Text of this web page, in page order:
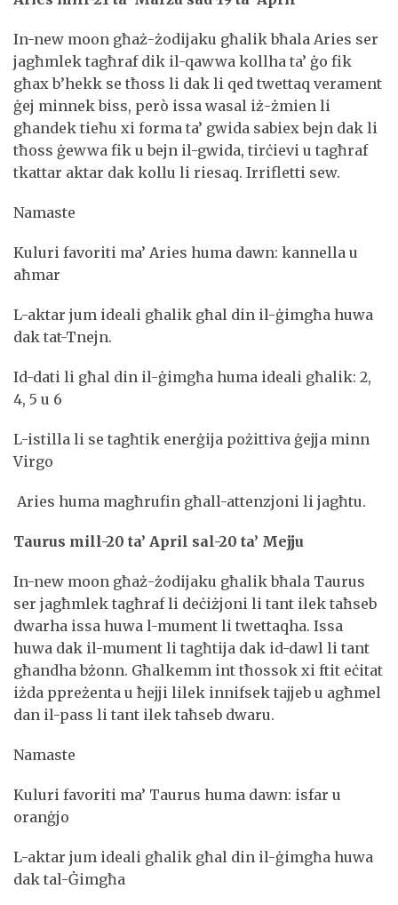
In-new moon għaż-żodijaku għalik bħala Aries ser
jagħmlek tagħraf dik il-qawwa kollha ta’ ġo fik
għax b’hekk se tħoss li dak li qed twettaq verament
ġej minnek biss, però issa wasal iż-żmien li
għandek tieħu xi forma ta’ gwida sabiex bejn dak li
tħoss ġewwa fik u bejn il-gwida, tirċievi u tagħraf
tkattar aktar dak kollu li riesaq. Irrifletti sew.
Namaste
Kuluri favoriti ma’ Aries huma dawn: kannella u
aħmar
L-aktar jum ideali għalik għal din il-ġimgħa huwa
dak tat-Tnejn.
Id-dati li għal din il-ġimgħa huma ideali għalik: 2,
4, 5 u 6
L-istilla li se tagħtik enerġija pożittiva ġejja minn
Virgo
Aries huma magħrufin għall-attenzjoni li jagħtu.
Taurus mill-20 ta’ April sal-20 ta’ Mejju
In-new moon għaż-żodijaku għalik bħala Taurus
ser jagħmlek tagħraf li deċiżjoni li tant ilek taħseb
dwarha issa huwa l-mument li twettaqha. Issa
huwa dak il-mument li tagħtija dak id-dawl li tant
għandha bżonn. Għalkemm int tħossok xi ftit eċitat
iżda ppreżenta u ħejji lilek innifsek tajjeb u agħmel
dan il-pass li tant ilek taħseb dwaru.
Namaste
Kuluri favoriti ma’ Taurus huma dawn: isfar u
oranġjo
L-aktar jum ideali għalik għal din il-ġimgħa huwa
dak tal-Ġimgħa